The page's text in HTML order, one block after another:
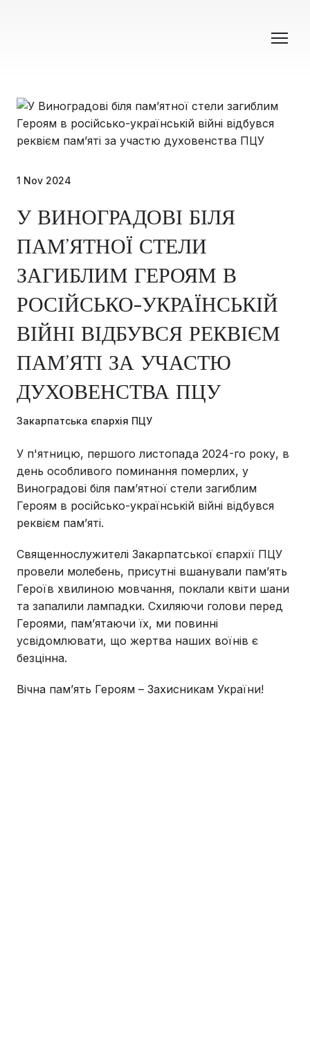
1 Nov 2024
У ВИНОГРАДОВІ БІЛЯ
ПАМ’ЯТНОЇ СТЕЛИ
ЗАГИБЛИМ ГЕРОЯМ В
РОСІЙСЬКО-УКРАЇНСЬКІЙ
ВІЙНІ ВІДБУВСЯ РЕКВІЄМ
ПАМ’ЯТІ ЗА УЧАСТЮ
ДУХОВЕНСТВА ПЦУ
Закарпатська єпархія ПЦУ
У п'ятницю, першого листопада 2024-го року, в
день особливого поминання померлих, у
Виноградові біля пам’ятної стели загиблим
Героям в російсько-українській війні відбувся
реквієм пам’яті.
Священнослужителі Закарпатської єпархії ПЦУ
провели молебень, присутні вшанували пам’ять
Героїв хвилиною мовчання, поклали квіти шани
та запалили лампадки. Схиляючи голови перед
Героями, пам’ятаючи їх, ми повинні
усвідомлювати, що жертва наших воїнів є
безцінна.
Вічна пам’ять Героям – Захисникам України!